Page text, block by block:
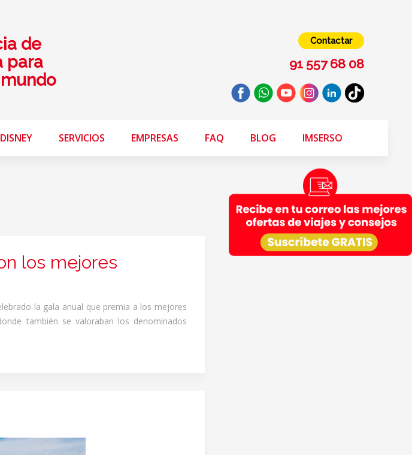
de
para
Contactar
91 557 68 08
DISNEY SERVICIOS EMPRESAS FAQ BLOG IMSERSO
los mejores
la gala anual que premia a los mejores
también se valoraban los denominados